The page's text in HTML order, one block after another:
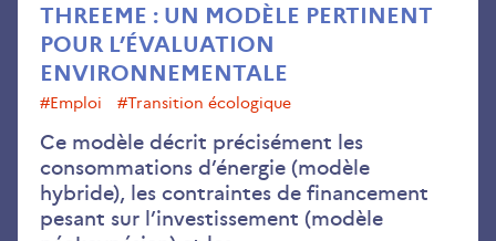
THREEME : UN MODÈLE PERTINENT
POUR L’ÉVALUATION
ENVIRONNEMENTALE
#emploi #transition écologique
Ce modèle décrit précisément les
consommations d’énergie (modèle
hybride), les contraintes de financement
pesant sur l’investissement (modèle